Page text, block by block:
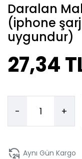
Daralan
(iphone
uygundur)
27,34
- +
Aynı Gün Kargo